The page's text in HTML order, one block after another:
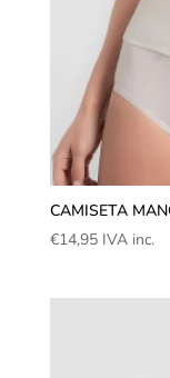
CAMISETA
€14,95 IVA inc.